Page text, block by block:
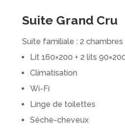
Suite Grand Cru
Suite familiale : 2
Lit 160×200 + 2 lits
Climatisation
Wi-Fi
Linge de toilettes
Sèche-cheveux